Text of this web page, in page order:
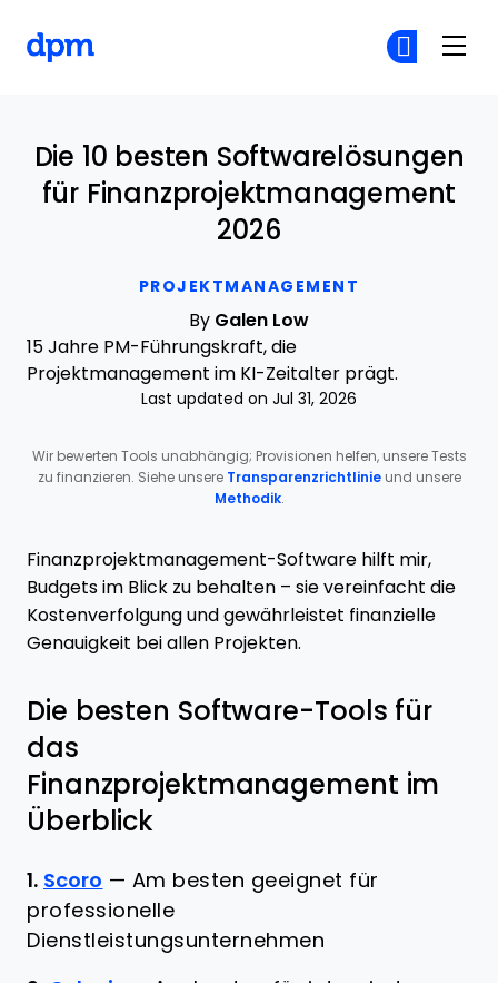
PROJEKTMANAGEMENT
Die 10 besten Softwarelösungen
für Finanzprojektmanagement
2026
By Galen Low
15 Jahre PM-Führungskraft, die
Projektmanagement im KI-Zeitalter prägt.
Last updated on Jul 31, 2026
Wir bewerten Tools unabhängig; Provisionen helfen, unsere Tests
zu finanzieren. Siehe unsere Transparenzrichtlinieund unsere
Methodik.
Finanzprojektmanagement-Software hilft mir,
Budgets im Blick zu behalten – sie vereinfacht die
Kostenverfolgung und gewährleistet finanzielle
Genauigkeit bei allen Projekten.
Die besten Software-Tools für
das
Finanzprojektmanagement im
Überblick
1. Scoro — Am besten geeignet für
professionelle
Dienstleistungsunternehmen